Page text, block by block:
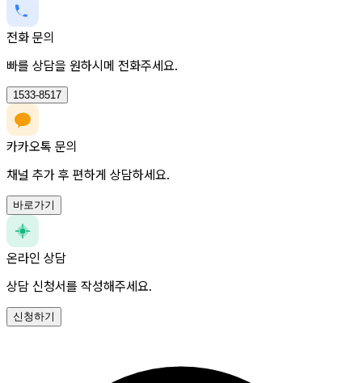
전화 문의
빠를 상담을 원하시메 전화주세요.
1533-8517
카카오톡 문의
채널 추가 후 편하게 상담하세요.
바로가기
온라인 상담
상담 신청서를 작성해주세요.
신청하기